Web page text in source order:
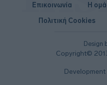
Design
Copyright©
Επικοινωνία Η
Πολιτική Cookies
Development